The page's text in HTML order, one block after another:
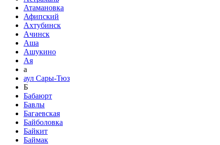
Атамановка
Афипский
Ахтубинск
Ачинск
Аша
Ашукино
Ая
а
аул Сары-Тюз
Б
Бабаюрт
Бавлы
Багаевская
Байболовка
Байкит
Баймак